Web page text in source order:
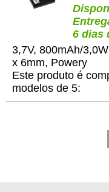
6 dias
3,7V, 800mAh/
x 6mm, Powery
Este produto é
modelos de 5: